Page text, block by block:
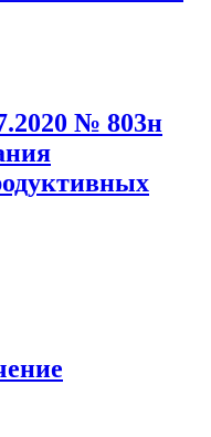
№ 803н